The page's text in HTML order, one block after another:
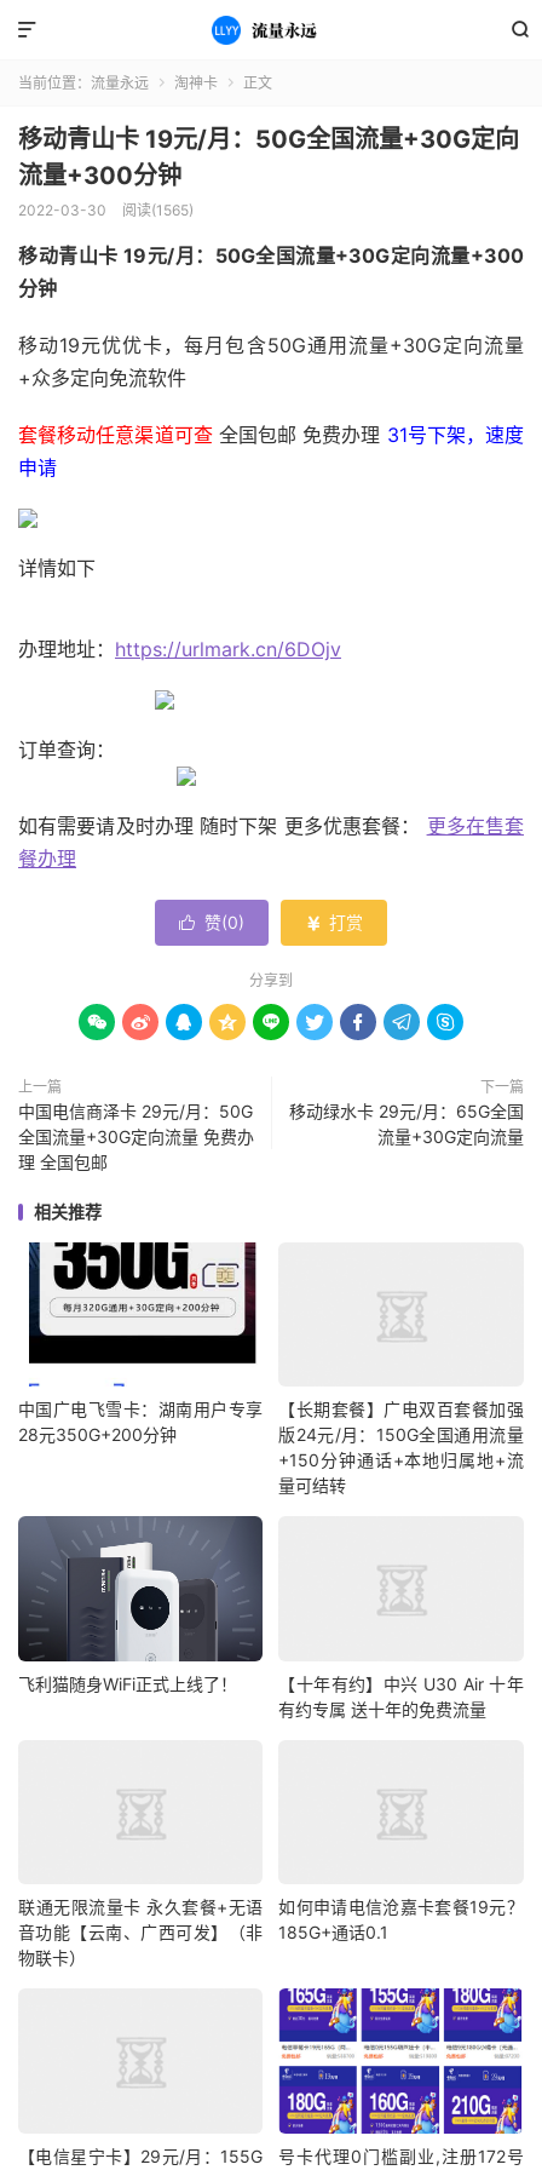


当前位置： 流量永远  淘神卡  正文
移动青山卡 19元/月：50G全国流量+30G定向
流量+300分钟
2022-03-30 阅读(1565)
移动青山卡 19元/月：50G全国流量+30G定向流量+300
分钟
移动19元优优卡，每月包含50G通用流量+30G定向流量
+众多定向免流软件
套餐移动任意渠道可查全国包邮 免费办理 31号下架，速度
申请
详情如下
办理地址： https://urlmark.cn/6DOjv
订单查询：
如有需要请及时办理 随时下架 更多优惠套餐： 更多在售套
餐办理
 赞(0)  打赏
分享到
        
上一篇
中国电信商泽卡 29元/月：50G
全国流量+30G定向流量 免费办
理 全国包邮
下一篇
移动绿水卡 29元/月：65G全国
流量+30G定向流量
相关推荐
中国广电飞雪卡：湖南用户专享
28元350G+200分钟
【长期套餐】广电双百套餐加强
版24元/月：150G全国通用流量
+150分钟通话+本地归属地+流
量可结转
飞利猫随身WiFi正式上线了！
【十年有约】中兴 U30 Air 十年
有约专属 送十年的免费流量
联通无限流量卡 永久套餐+无语
音功能【云南、广西可发】（非
物联卡）
如何申请电信沧嘉卡套餐19元？
185G+通话0.1
【电信星宁卡】29元/月：155G 号卡代理0门槛副业,注册172号